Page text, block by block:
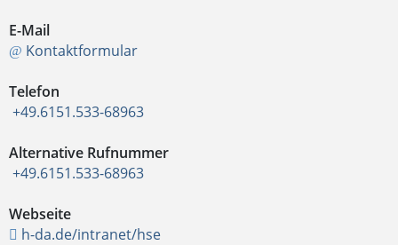
E-Mail
Kontaktformular
Telefon
+49.6151.533-68963
Alternative Rufnummer
+49.6151.533-68963
Webseite
h-da.de/intranet/hse